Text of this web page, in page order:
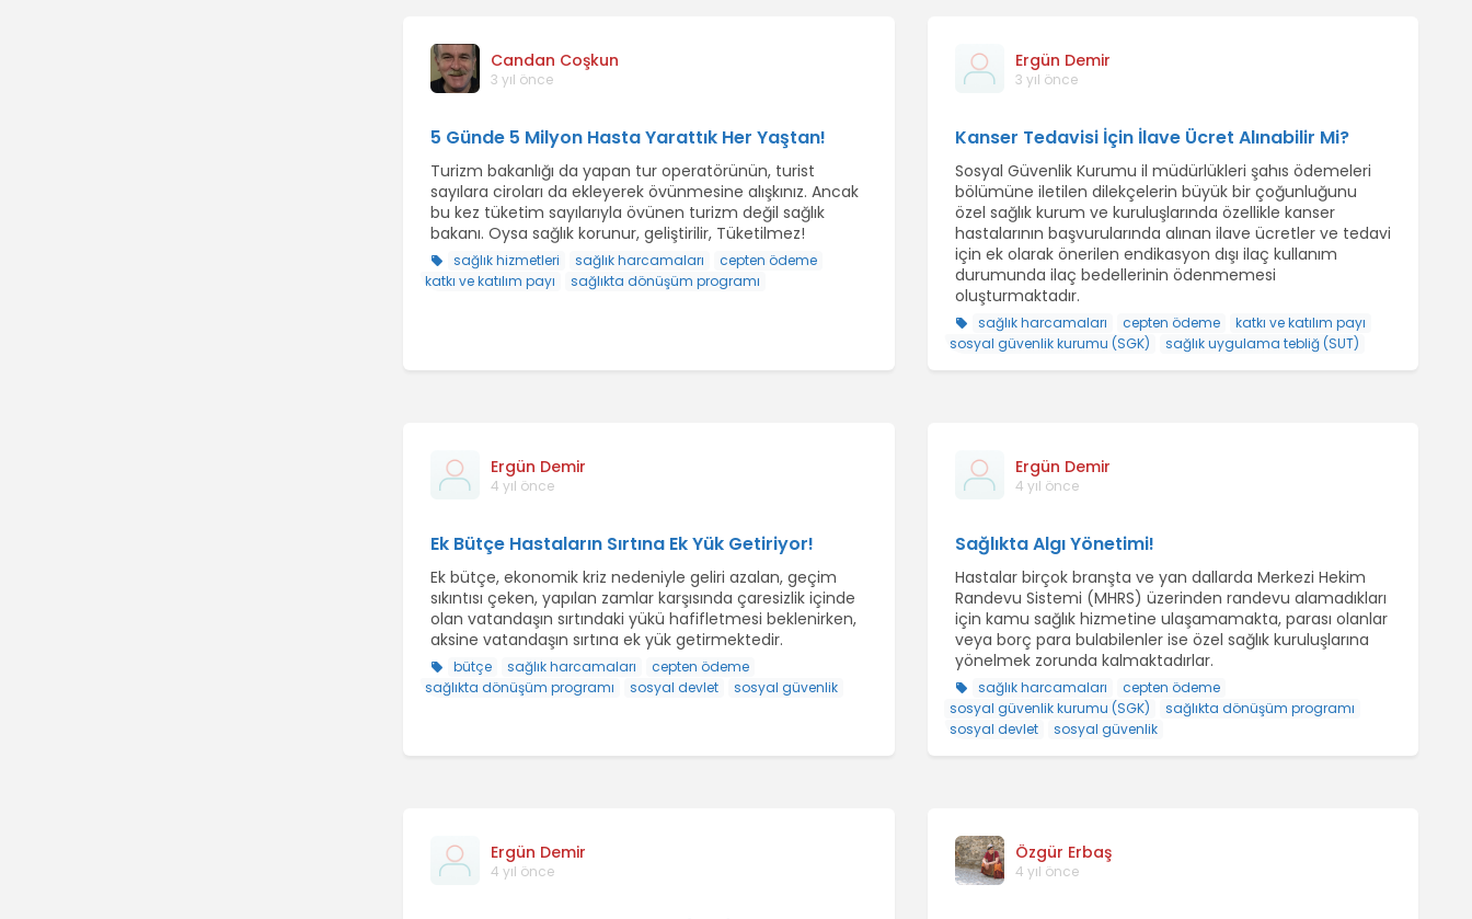
Candan Coşkun
3 yıl önce
5 Günde 5 Milyon Hasta Yarattık Her Yaştan!
Turizm bakanlığı da yapan tur operatörünün, turist
sayılara ciroları da ekleyerek övünmesine alışkınız. Ancak
bu kez tüketim sayılarıyla övünen turizm değil sağlık
bakanı. Oysa sağlık korunur, geliştirilir, Tüketilmez!
sağlık hizmetleri sağlık harcamaları
cepten ödeme
katkı ve katılım payı
sağlıkta dönüşüm programı
Ergün Demir
3 yıl önce
Kanser Tedavisi İçin İlave Ücret Alınabilir Mi?
Sosyal Güvenlik Kurumu il müdürlükleri şahıs ödemeleri
bölümüne iletilen dilekçelerin büyük bir çoğunluğunu
özel sağlık kurum ve kuruluşlarında özellikle kanser
hastalarının başvurularında alınan ilave ücretler ve tedavi
için ek olarak önerilen endikasyon dışı ilaç kullanım
durumunda ilaç bedellerinin ödenmemesi
oluşturmaktadır.
sağlık harcamaları cepten ödeme
katkı ve katılım payı
sosyal güvenlik kurumu (SGK)
sağlık uygulama tebliğ (SUT)
Ergün Demir
4 yıl önce
Ek Bütçe Hastaların Sırtına Ek Yük Getiriyor!
Ek bütçe, ekonomik kriz nedeniyle geliri azalan, geçim
sıkıntısı çeken, yapılan zamlar karşısında çaresizlik içinde
olan vatandaşın sırtındaki yükü hafifletmesi beklenirken,
aksine vatandaşın sırtına ek yük getirmektedir.
bütçe sağlık harcamaları
cepten ödeme
sağlıkta dönüşüm programı
sosyal devlet sosyal güvenlik
Ergün Demir
4 yıl önce
Sağlıkta Algı Yönetimi!
Hastalar birçok branşta ve yan dallarda Merkezi Hekim
Randevu Sistemi (MHRS) üzerinden randevu alamadıkları
için kamu sağlık hizmetine ulaşamamakta, parası olanlar
veya borç para bulabilenler ise özel sağlık kuruluşlarına
yönelmek zorunda kalmaktadırlar.
sağlık harcamaları
cepten ödeme
sosyal güvenlik kurumu (SGK)
sağlıkta dönüşüm programı
sosyal devlet
sosyal güvenlik
Ergün Demir
4 yıl önce
Özgür Erbaş
4 yıl önce